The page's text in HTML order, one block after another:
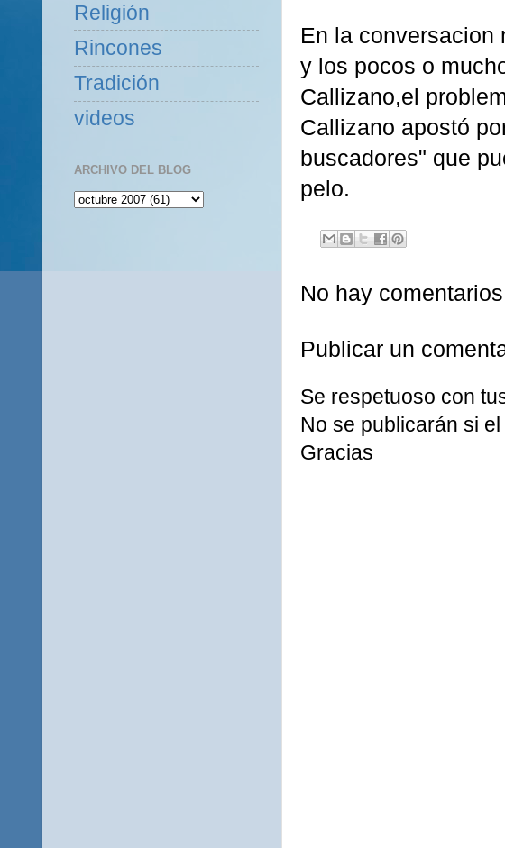
En la conversacion
y los pocos o
Callizano,el
Callizano apostó
buscadores" que
pelo.
No hay
Publicar un
Se respetuoso con
No se publicarán si
Gracias
Religión
Rincones
Tradición
videos
ARCHIVO DEL BLOG